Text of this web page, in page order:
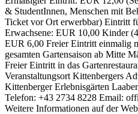
& StudentInnen, Menschen mit
Ticket vor Ort erwerbbar) Eintritt
Erwachsene: EUR 10,00 Kinder
EUR 6,00 Freier Eintritt einmalig
gesamten Gartensaison ab Mitte
Freier Eintritt in das
Veranstaltungsort Kittenbergers
Kittenberger Erlebnisgärten
Telefon: +43 2734 8228 Email:
Weitere Informationen auf der